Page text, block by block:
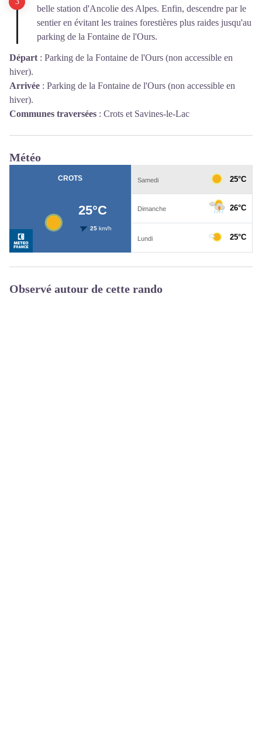
belle station d'Ancolie des Alpes. Enfin, descendre par le
sentier en évitant les traines forestières plus raides jusqu'au
parking de la Fontaine de l'Ours.
Départ : Parking de la Fontaine de l'Ours (non accessible en
hiver).
Arrivée : Parking de la Fontaine de l'Ours (non accessible en
hiver).
Communes traversées : Crots et Savines-le-Lac
Météo
Observé autour de cette rando